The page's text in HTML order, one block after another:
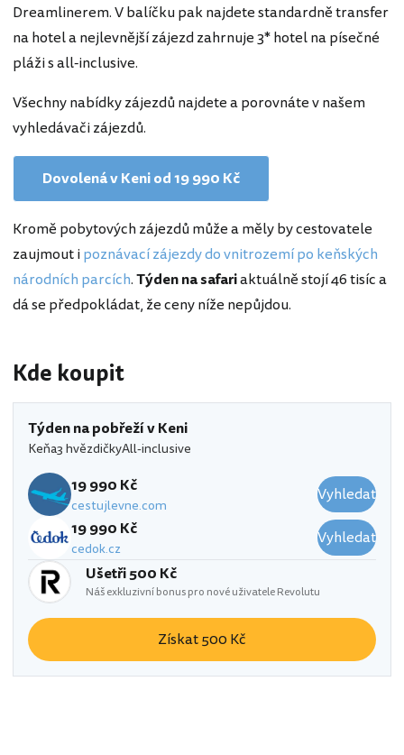
Dreamlinerem. V balíčku pak najdete standardně transfer
na hotel a nejlevnější zájezd zahrnuje 3* hotel na písečné
pláži s all-inclusive.
Všechny nabídky zájezdů najdete a porovnáte v našem
vyhledávači zájezdů.
Dovolená v Keni od 19 990 Kč
Kromě pobytových zájezdů může a měly by cestovatele
zaujmout ipoznávací zájezdy do vnitrozemí po keňských
národních parcích.Týden na safariaktuálně stojí 46 tisíc a
dá se předpokládat, že ceny níže nepůjdou.
Kde koupit
Týden na pobřeží v Keni
Keňa3 hvězdičkyAll-inclusive
19 990 Kč
cestujlevne.com
Vyhledat
19 990 Kč
cedok.cz
Vyhledat
Ušetři 500 Kč
Náš exkluzivní bonus pro nové uživatele Revolutu
Získat 500 Kč